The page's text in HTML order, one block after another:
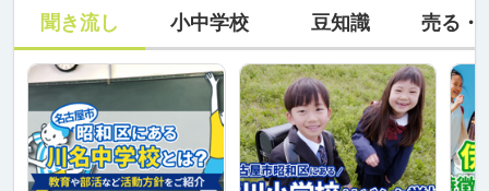
聞き流し 小中学校 豆知識 売る・